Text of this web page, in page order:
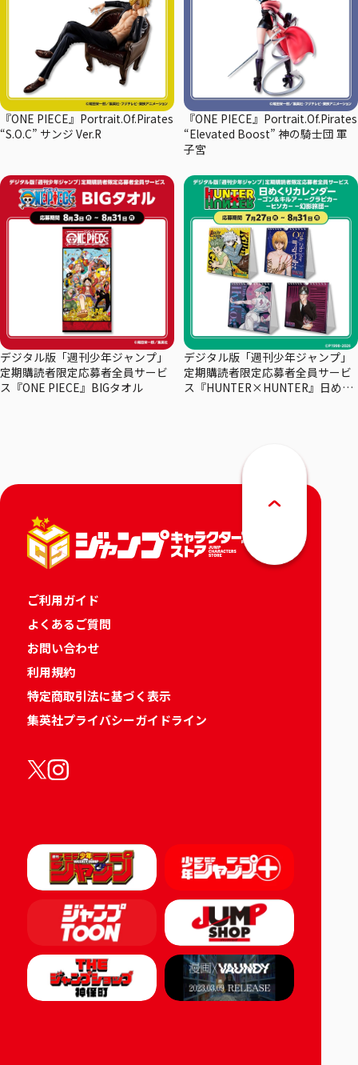
『ONE PIECE』Portrait.Of.Pirates
“S.O.C” サンジ Ver.R
『ONE PIECE』Portrait.Of.Pirates
“Elevated Boost” 神の騎士団 軍
子宮
デジタル版「週刊少年ジャンプ」
定期購読者限定応募者全員サービ
ス『ONE PIECE』BIGタオル
デジタル版「週刊少年ジャンプ」
定期購読者限定応募者全員サービ
ス『HUNTER×HUNTER』日めく
ご利用ガイド
よくあるご質問
お問い合わせ
利用規約
特定商取引法に基づく表示
集英社プライバシーガイドライン